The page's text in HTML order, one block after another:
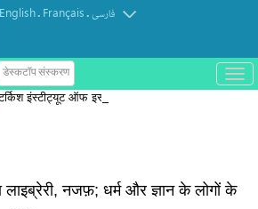
English. Français.فارسی
डेस्कटॉप संस्करण
ب
ا
ر
इंस्टीट्यूट ऑफ इस्लामिक थॉट का
नजफ़; धर्म और ज्ञान के लोगों के